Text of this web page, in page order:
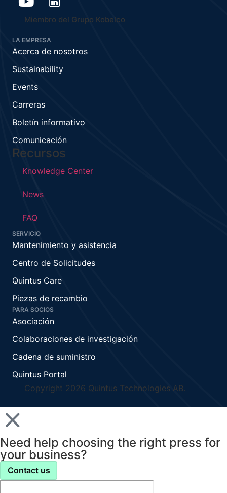
Miembro del Grupo Kobelco
LA EMPRESA
Acerca de nosotros
Sustainability
Events
Carreras
Boletín informativo
Comunicación
Recursos
Knowledge Center
News
FAQ
SERVICIO
Mantenimiento y asistencia
Centro de Solicitudes
Quintus Care
Piezas de recambio
PARA SOCIOS
Asociación
Colaboraciones de investigación
Cadena de suministro
Quintus Portal
Copyright 2026 Quintus Technologies AB.
Need help choosing the right press for
your business?
Contact us